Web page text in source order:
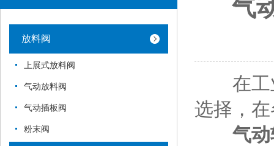
气
在工业
选择，
气
放料阀
上展式放料阀
气动放料阀
气动插板阀
粉末阀